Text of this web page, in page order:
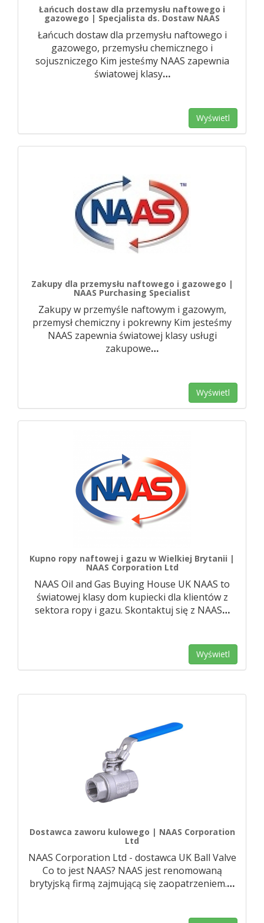
Łańcuch dostaw dla przemysłu naftowego i
gazowego | Specjalista ds. Dostaw NAAS
Łańcuch dostaw dla przemysłu naftowego i
gazowego, przemysłu chemicznego i
sojuszniczego Kim jesteśmy NAAS zapewnia
światowej klasy…
Wyświetl
Zakupy dla przemysłu naftowego i gazowego |
NAAS Purchasing Specialist
Zakupy w przemyśle naftowym i gazowym,
przemysł chemiczny i pokrewny Kim jesteśmy
NAAS zapewnia światowej klasy usługi
zakupowe…
Wyświetl
Kupno ropy naftowej i gazu w Wielkiej Brytanii |
NAAS Corporation Ltd
NAAS Oil and Gas Buying House UK NAAS to
światowej klasy dom kupiecki dla klientów z
sektora ropy i gazu. Skontaktuj się z NAAS…
Wyświetl
Dostawca zaworu kulowego | NAAS Corporation
Ltd
NAAS Corporation Ltd - dostawca UK Ball Valve
Co to jest NAAS? NAAS jest renomowaną
brytyjską firmą zajmującą się zaopatrzeniem.…